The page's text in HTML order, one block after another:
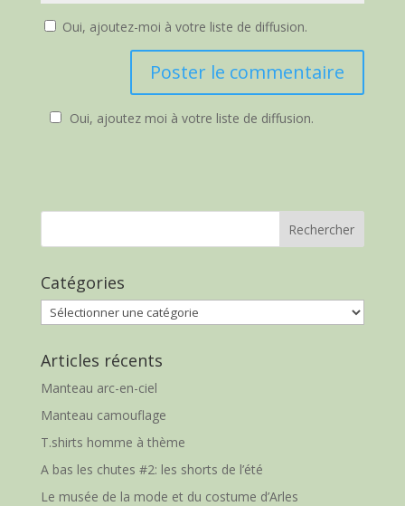
Oui, ajoutez-moi à votre liste de diffusion.
Oui, ajoutez moi à votre liste de diffusion.
Catégories
Catégories
Articles récents
Manteau arc-en-ciel
Manteau camouflage
T.shirts homme à thème
A bas les chutes #2: les shorts de l’été
Le musée de la mode et du costume d’Arles